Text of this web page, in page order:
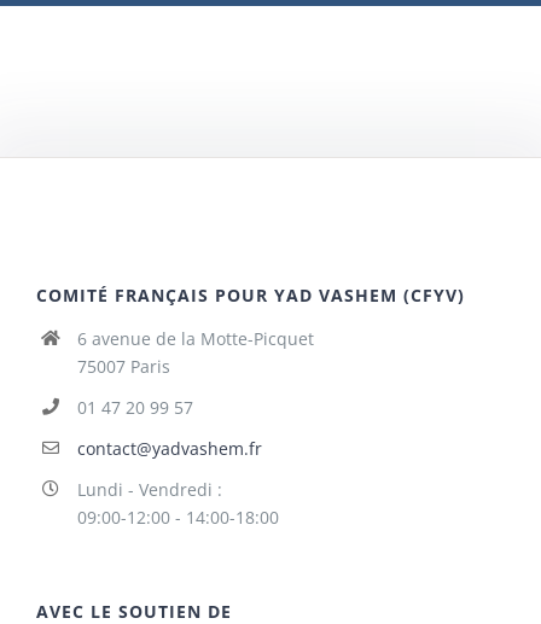
COMITÉ FRANÇAIS POUR YAD VASHEM (CFYV)
6 avenue de la Motte-Picquet
75007 Paris
01 47 20 99 57
contact@yadvashem.fr
Lundi - Vendredi :
09:00-12:00 - 14:00-18:00
AVEC LE SOUTIEN DE